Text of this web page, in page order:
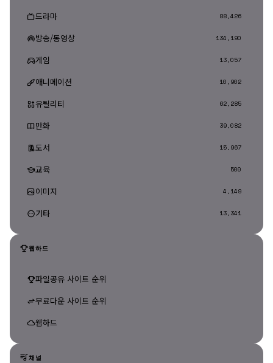
드라마 88,426
방송/동영상 134,190
게임 13,057
애니메이션 10,902
유틸리티 62,285
만화 39,082
도서 15,967
교육 500
이미지 4,149
기타 13,341
웹하드
파일공유 사이트 순위
무료다운 사이트 순위
웹하드
채널